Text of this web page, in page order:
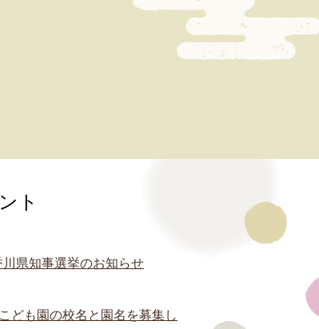
ト
県知事選挙のお知らせ
ども園の校名と園名を募集し